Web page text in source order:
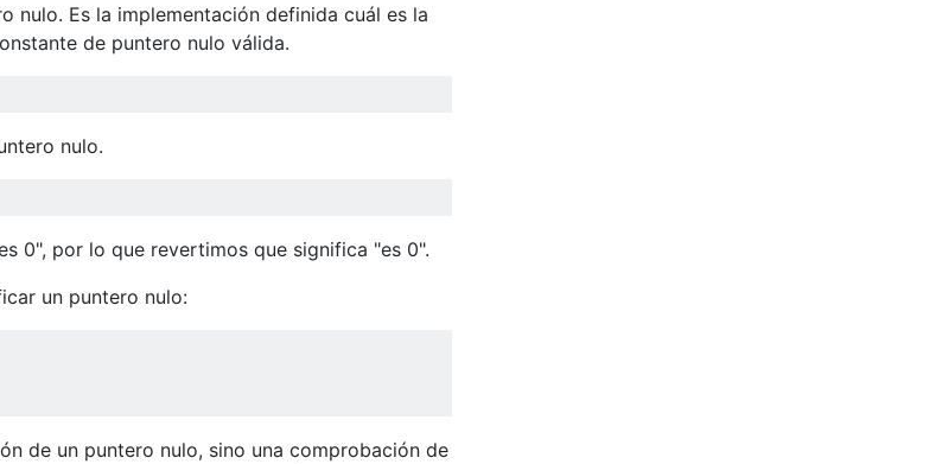
nulo. Es la implementación definida cuál es la
de puntero nulo válida.
nulo.
0", por lo que revertimos que significa "es 0".
un puntero nulo:
de un puntero nulo, sino una comprobación de